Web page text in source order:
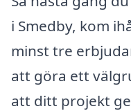
i Smedby, kom
minst tre
att göra ett
att ditt projekt